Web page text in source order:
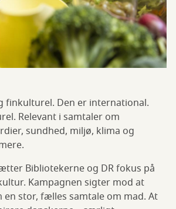
finkulturel. Den er international.
Relevant i samtaler om
sundhed, miljø, klima og
Bibliotekerne og DR fokus på
Kampagnen sigter mod at
en stor, fælles samtale om mad. At